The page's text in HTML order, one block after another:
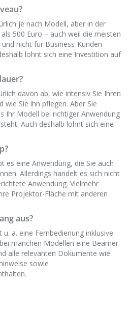
je nach Modell, aber in der
500 Euro – auch weil die meisten
nicht für Business-Kunden
lohnt sich eine Investition auf
davon ab, wie intensiv Sie Ihren
Sie ihn pflegen. Aber Sie
Ihr Modell bei richtiger Anwendung
Auch deshalb lohnt sich eine
es eine Anwendung, die Sie auch
Allerdings handelt es sich nicht
Anwendung. Vielmehr
Projektor-Fläche mit anderen
aus?
a. eine Fernbedienung inklusive
manchen Modellen eine Beamer-
alle relevanten Dokumente wie
sowie